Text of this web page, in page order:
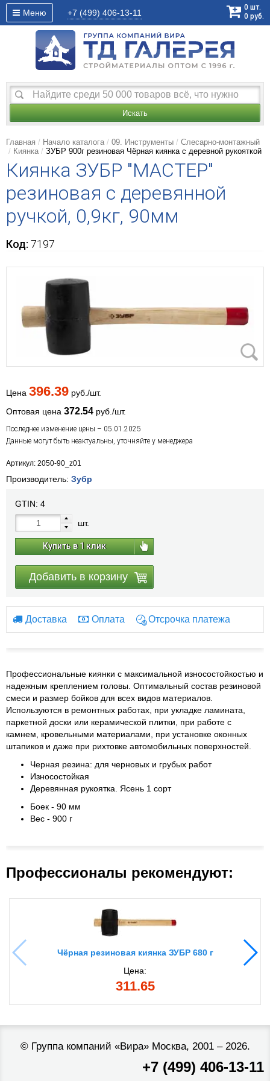
Меню +7 (499) 406-13-11
0 шт.
0 руб.
Искать
Главная Начало каталога 09. Инструменты
Слесарно-монтажный
Киянка
ЗУБР 900г резиновая Чёрная киянка с деревной рукояткой
Киянка ЗУБР "МАСТЕР"
резиновая с деревянной
ручкой, 0,9кг, 90мм
Код: 7197
Цена 396.39 руб./шт.
Оптовая цена 372.54 руб./шт.
Последнее изменение цены – 05.01.2025
Данные могут быть неактуальны, уточняйте у менеджера
Артикул: 2050-90_z01
Производитель: Зубр
GTIN: 4
шт.
Купить в 1 клик
Добавить в корзину
Доставка Оплата Отсрочка платежа
Профессиональные киянки с максимальной износостойкостью и
надежным креплением головы. Оптимальный состав резиновой
смеси и размер бойков для всех видов материалов.
Используются в ремонтных работах, при укладке ламината,
паркетной доски или керамической плитки, при работе с
камнем, кровельными материалами, при установке оконных
штапиков и даже при рихтовке автомобильных поверхностей.
Черная резина: для черновых и грубых работ
Износостойкая
Деревянная рукоятка. Ясень 1 сорт
Боек - 90 мм
Вес - 900 г
Профессионалы рекомендуют:
Чёрная резиновая киянка ЗУБР 680 г
Цена:
311.65
© Группа компаний «Вира»Москва, 2001 – 2026.
+7 (499) 406-13-11